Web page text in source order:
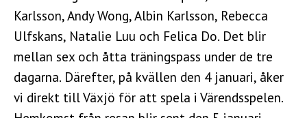
Karlsson, Andy Wong, Albin Karlsson, Rebecca
Ulfskans, Natalie Luu och Felica Do. Det blir
mellan sex och åtta träningspass under de tre
dagarna. Därefter, på kvällen den 4 januari, åker
vi direkt till Växjö för att spela i Värendsspelen.